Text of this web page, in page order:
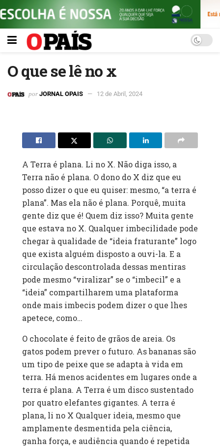
O que se lê no x
por JORNAL OPAIS 12 de Abril, 2024
A Terra é plana. Li no X. Não diga isso, a
Terra não é plana. O dono do X diz que eu
posso dizer o que eu quiser: mesmo, “a terra é
plana”. Mas ela não é plana. Porquê, muita
gente diz que é! Quem diz isso? Muita gente
que estava no X. Qualquer imbecilidade pode
chegar à qualidade de “ideia fraturante” logo
que exista alguém disposto a ouvi-la. E a
circulação descontrolada dessas mentiras
pode mesmo “viralizar” se o “imbecil” e a
“ideia” compartilharem uma plataforma
onde mais imbecis podem dizer o que lhes
apetece, como…
O chocolate é feito de grãos de areia. Os
gatos podem prever o futuro. As bananas são
um tipo de peixe que se adapta à vida em
terra. Há menos acidentes em lugares onde a
terra é plana. A Terra é um disco sustentado
por quatro elefantes gigantes. A terra é
plana, li no X Qualquer ideia, mesmo que
amplamente desmentida pela ciência,
ganha força, e audiência quando é repetida